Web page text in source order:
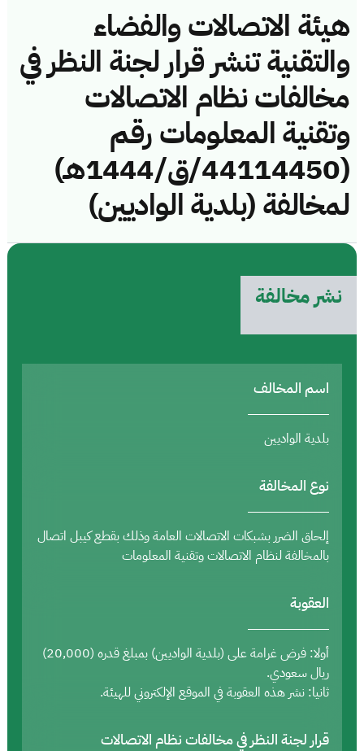
هيئة الاتصالات والفضاء
والتقنية تنشر قرار لجنة النظر في
مخالفات نظام الاتصالات
وتقنية المعلومات رقم
(44114450/ق/1444هـ)
لمخالفة (بلدية الواديين)
نشر مخالفة
اسم المخالف
بلدية الواديين
نوع المخالفة
إلحاق الضرر بشبكات الاتصالات العامة وذلك بقطع كيبل اتصال
بالمخالفة لنظام الاتصالات وتقنية المعلومات
العقوبة
أولا: فرض غرامة على (بلدية الواديين) بمبلغ قدره (20,000)
ريال سعودي.
ثانيا: نشر هذه العقوبة في الموقع الإلكتروني للهيئة.
قرار لجنة النظر في مخالفات نظام الاتصالات